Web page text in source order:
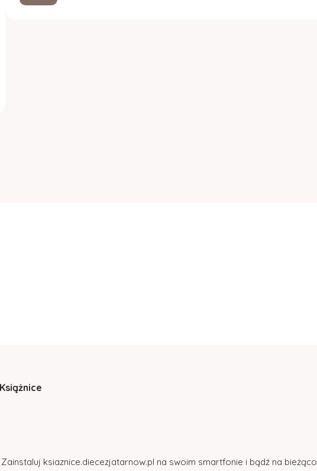
Zainstaluj ksiaznice.diecezjatarnow.pl na swoim smartfonie i bądź na bieżąco